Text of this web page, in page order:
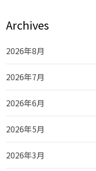
リ
ー
Archives
2026年8月
2026年7月
2026年6月
2026年5月
2026年3月